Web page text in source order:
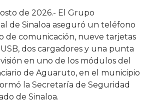
de 2026.- El Grupo
de Sinaloa aseguró un teléfono
de comunicación, nueve tarjetas
USB, dos cargadores y una punta
en uno de los módulos del
de Aguaruto, en el municipio
la Secretaría de Seguridad
de Sinaloa.